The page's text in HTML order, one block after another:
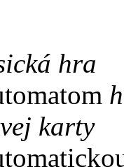
hra
karty